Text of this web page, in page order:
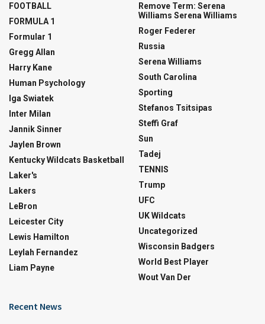
FOOTBALL
FORMULA 1
Formular 1
Gregg Allan
Harry Kane
Human Psychology
Iga Swiatek
Inter Milan
Jannik Sinner
Jaylen Brown
Kentucky Wildcats Basketball
Laker's
Lakers
LeBron
Leicester City
Lewis Hamilton
Leylah Fernandez
Liam Payne
Remove Term: Serena
Williams Serena Williams
Roger Federer
Russia
Serena Williams
South Carolina
Sporting
Stefanos Tsitsipas
Steffi Graf
Sun
Tadej
TENNIS
Trump
UFC
UK Wildcats
Uncategorized
Wisconsin Badgers
World Best Player
Wout Van Der
Recent News